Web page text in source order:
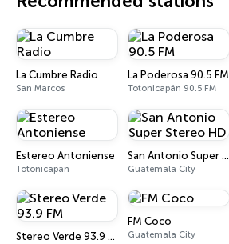
La Cumbre Radio
San Marcos
La Poderosa 90.5 FM
Totonicapán 90.5 FM
Estereo Antoniense
Totonicapán
San Antonio Super Stereo HD
Guatemala City
Stereo Verde 93.9 FM
FM Coco
Guatemala City